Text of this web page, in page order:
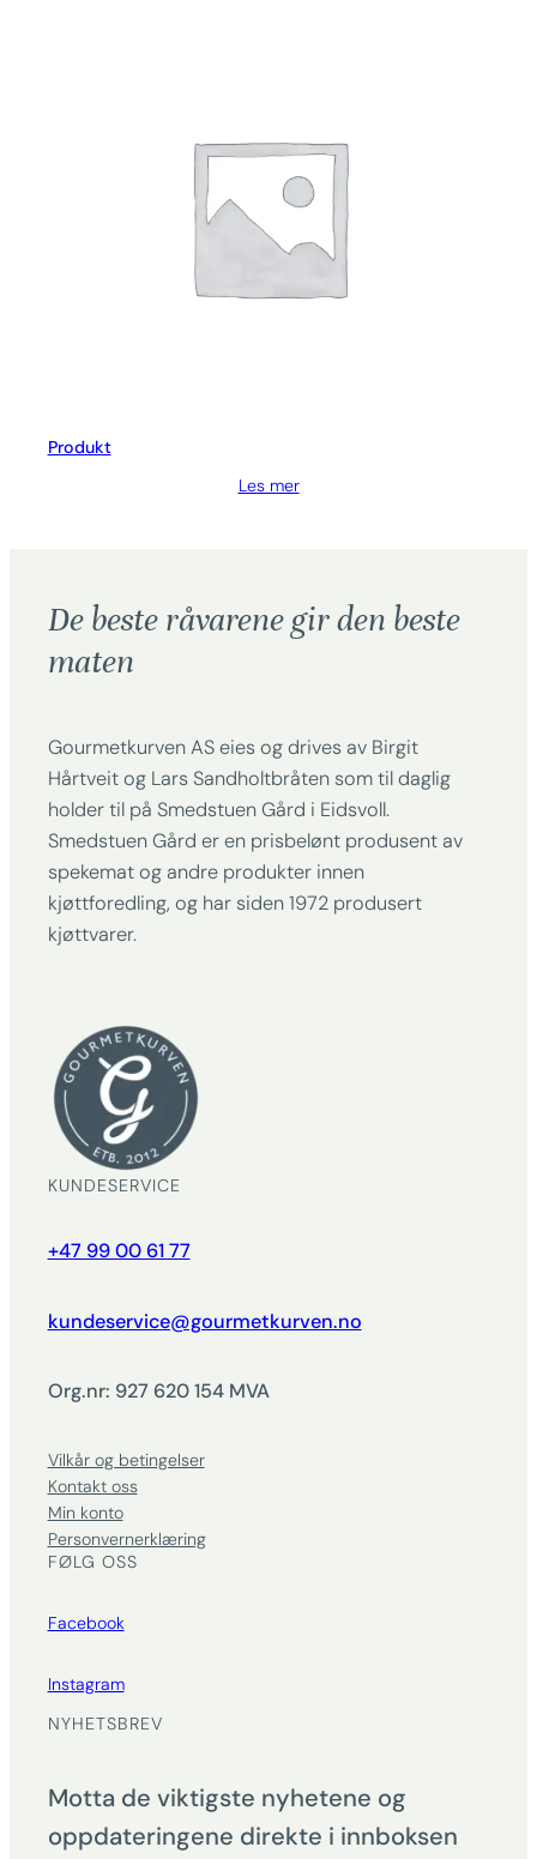
Produkt
Les mer
De beste råvarene gir den beste
maten
Gourmetkurven AS eies og drives av Birgit
Hårtveit og Lars Sandholtbråten som til daglig
holder til på Smedstuen Gård i Eidsvoll.
Smedstuen Gård er en prisbelønt produsent av
spekemat og andre produkter innen
kjøttforedling, og har siden 1972 produsert
kjøttvarer.
KUNDESERVICE
+47 99 00 61 77
kundeservice@gourmetkurven.no
Org.nr: 927 620 154 MVA
Vilkår og betingelser
Kontakt oss
Min konto
Personvernerklæring
FØLG OSS
Facebook
Instagram
NYHETSBREV
Motta de viktigste nyhetene og
oppdateringene direkte i innboksen